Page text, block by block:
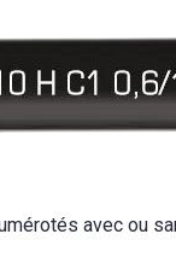
avec ou